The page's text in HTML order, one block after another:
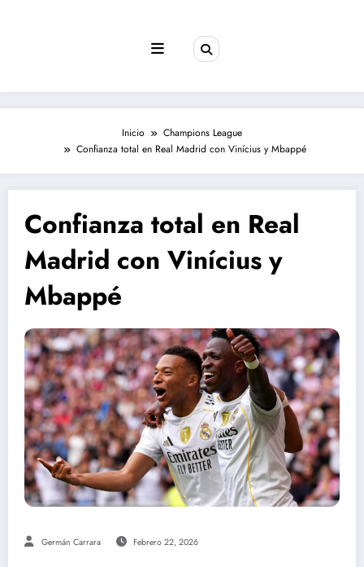
Inicio
Champions League
Confianza total en Real Madrid con Vinícius y Mbappé
Confianza total en Real
Madrid con Vinícius y
Mbappé
Germán Carrara Febrero 22, 2026